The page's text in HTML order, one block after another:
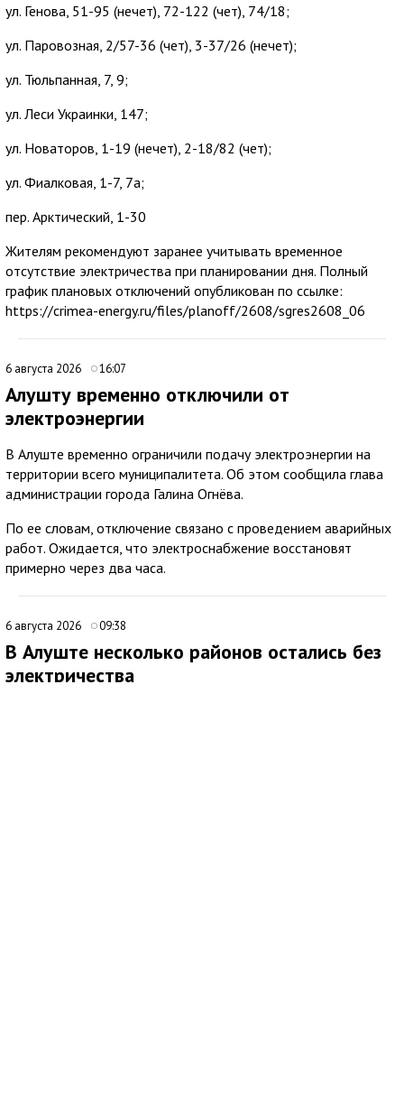
ул. Генова, 51-95 (нечет), 72-122 (чет), 74/18;
ул. Паровозная, 2/57-36 (чет), 3-37/26 (нечет);
ул. Тюльпанная, 7, 9;
ул. Леси Украинки, 147;
ул. Новаторов, 1-19 (нечет), 2-18/82 (чет);
ул. Фиалковая, 1-7, 7а;
пер. Арктический, 1-30
Жителям рекомендуют заранее учитывать временное
отсутствие электричества при планировании дня. Полный
график плановых отключений опубликован по ссылке:
https://crimea-energy.ru/files/planoff/2608/sgres2608_06
6 августа 2026 16:07
Алушту временно отключили от
электроэнергии
В Алуште временно ограничили подачу электроэнергии на
территории всего муниципалитета. Об этом сообщила глава
администрации города Галина Огнёва.
По ее словам, отключение связано с проведением аварийных
работ. Ожидается, что электроснабжение восстановят
примерно через два часа.
6 августа 2026 09:38
В Алуште несколько районов остались без
электричества